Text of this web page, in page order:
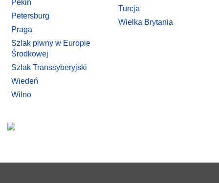
Pekin
Petersburg
Praga
Szlak piwny w Europie
Środkowej
Szlak Transsyberyjski
Wiedeń
Wilno
Turcja
Wielka Brytania